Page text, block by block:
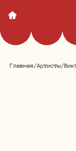
Главная/Артисты/